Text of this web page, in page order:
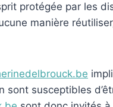
protégée par les
manière
sont susceptibles